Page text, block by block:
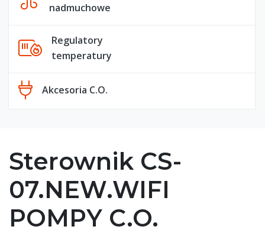
nadmuchowe
Regulatory
temperatury
Akcesoria C.O.
Sterownik CS-
07.NEW.WIFI
POMPY C.O.